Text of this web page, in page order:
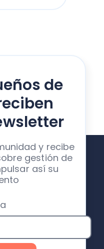
de
y recibe
gestión de
así su